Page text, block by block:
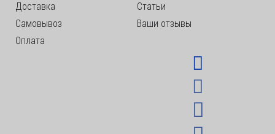
Доставка
Самовывоз
Оплата
Статьи
Ваши отзывы